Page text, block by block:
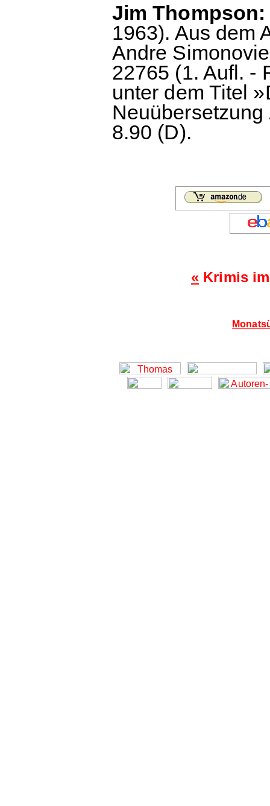
Jim
1963). Aus dem
Andre
22765 (1. Aufl. -
unter dem Titel
8.90 (D).
« Krimis